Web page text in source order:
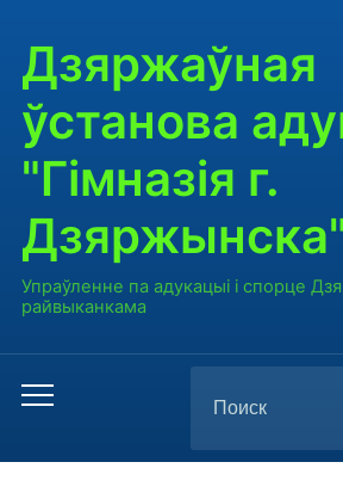
Дзяржаўная
ўстанова
"Гімназія г.
Упраўленне па адукацыі і спорце
райвыканкама
Переключить
меню
по: